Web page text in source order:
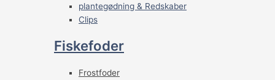
plantegødning & Redskaber
Clips
Fiskefoder
Frostfoder